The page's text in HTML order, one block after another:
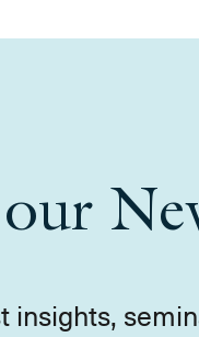
insights,